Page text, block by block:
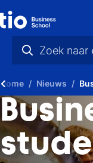
Zoek naar
Home Nieuws